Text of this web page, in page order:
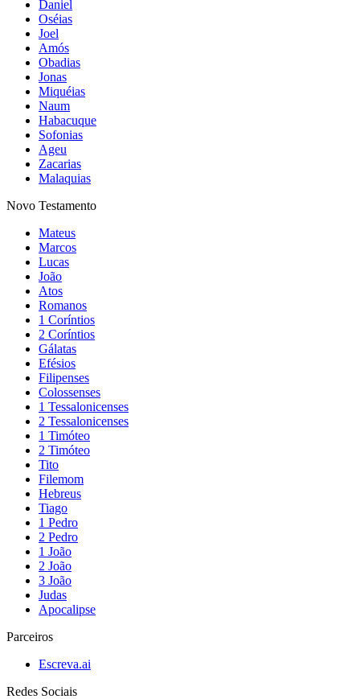
Daniel
Oséias
Joel
Amós
Obadias
Jonas
Miquéias
Naum
Habacuque
Sofonias
Ageu
Zacarias
Malaquias
Novo Testamento
Mateus
Marcos
Lucas
João
Atos
Romanos
1 Coríntios
2 Coríntios
Gálatas
Efésios
Filipenses
Colossenses
1 Tessalonicenses
2 Tessalonicenses
1 Timóteo
2 Timóteo
Tito
Filemom
Hebreus
Tiago
1 Pedro
2 Pedro
1 João
2 João
3 João
Judas
Apocalipse
Parceiros
Escreva.ai
Redes Sociais